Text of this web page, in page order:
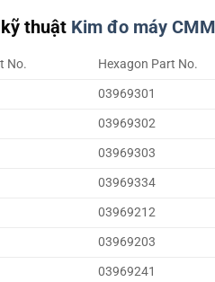
thuật Kim đo máy
No. Hexagon Part No.
03969301
03969302
03969303
03969334
03969212
03969203
03969241